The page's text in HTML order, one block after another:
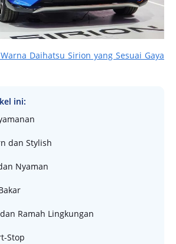
Daihatsu Sirion yang Sesuai Gaya
ini:
dan Stylish
Nyaman
Ramah Lingkungan
Stop